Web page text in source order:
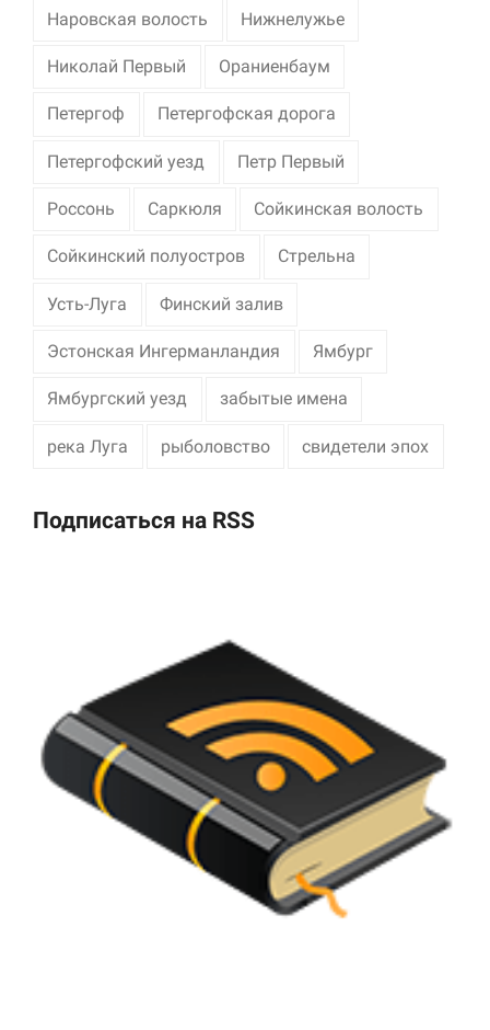
Наровская волость Нижнелужье
Николай Первый Ораниенбаум
Петергоф Петергофская дорога
Петергофский уезд Петр Первый
Россонь Саркюля Сойкинская волость
Сойкинский полуостров Стрельна
Усть-Луга Финский залив
Эстонская Ингерманландия Ямбург
Ямбургский уезд забытые имена
река Луга рыболовство свидетели эпох
Подписаться на RSS